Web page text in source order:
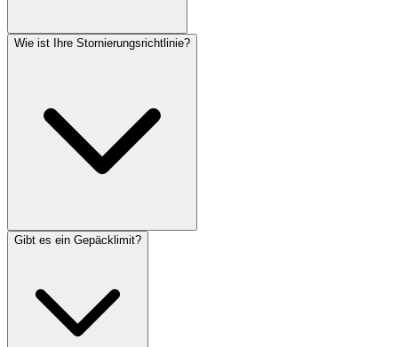
Wie ist Ihre Stornierungsrichtlinie?
Gibt es ein Gepäcklimit?